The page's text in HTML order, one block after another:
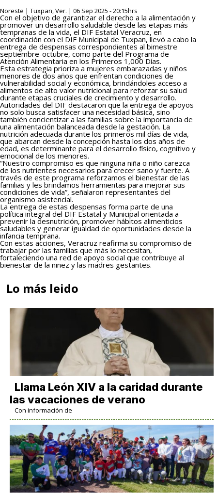
Noreste | Tuxpan, Ver. | 06 Sep 2025 - 20:15hrs
Con el objetivo de garantizar el derecho a la alimentación y
promover un desarrollo saludable desde las etapas más
tempranas de la vida, el DIF Estatal Veracruz, en
coordinación con el DIF Municipal de Tuxpan, llevó a cabo la
entrega de despensas correspondientes al bimestre
septiembre-octubre, como parte del Programa de
Atención Alimentaria en los Primeros 1,000 Días.
Esta estrategia prioriza a mujeres embarazadas y niños
menores de dos años que enfrentan condiciones de
vulnerabilidad social y económica, brindándoles acceso a
alimentos de alto valor nutricional para reforzar su salud
durante etapas cruciales de crecimiento y desarrollo.
Autoridades del DIF destacaron que la entrega de apoyos
no solo busca satisfacer una necesidad básica, sino
también concientizar a las familias sobre la importancia de
una alimentación balanceada desde la gestación. La
nutrición adecuada durante los primeros mil días de vida,
que abarcan desde la concepción hasta los dos años de
edad, es determinante para el desarrollo físico, cognitivo y
emocional de los menores.
“Nuestro compromiso es que ninguna niña o niño carezca
de los nutrientes necesarios para crecer sano y fuerte. A
través de este programa reforzamos el bienestar de las
familias y les brindamos herramientas para mejorar sus
condiciones de vida”, señalaron representantes del
organismo asistencial.
La entrega de estas despensas forma parte de una
política integral del DIF Estatal y Municipal orientada a
prevenir la desnutrición, promover hábitos alimenticios
saludables y generar igualdad de oportunidades desde la
infancia temprana.
Con estas acciones, Veracruz reafirma su compromiso de
trabajar por las familias que más lo necesitan,
fortaleciendo una red de apoyo social que contribuye al
bienestar de la niñez y las madres gestantes.
Lo más leido
Llama León XIV a la caridad durante
las vacaciones de verano
Con información de